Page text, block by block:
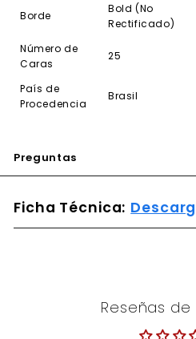
Borde
Bold (No
Rectificado)
Número de
Caras
25
País de
Procedencia
Brasil
Preguntas
Ficha Técnica:
Reseñas de